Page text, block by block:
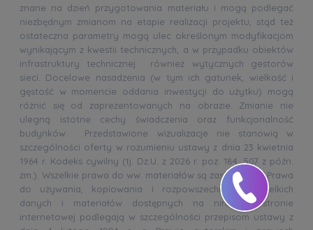
znane na dzień przygotowania materiału i mogą podlegać
niezbędnym zmianom na etapie realizacji projektu, stąd też
ostateczna parametry mogą ulec określonym modyfikacjom
wynikającym z kwestii technicznych, a w przypadku obiektów
infrastruktury technicznej również wytycznych gestorów
sieci. Docelowe nasadzenia (w tym ich gatunek, wielkość i
gęstość w momencie oddania inwestycji do użytku) mogą
różnić się od zaprezentowanych na obrazie. Zmianie nie
ulegną istotne cechy świadczenia oraz funkcjonalność
budynków. Przedstawione wizualizacje nie stanowią w
szczególności oferty w rozumieniu ustawy z dnia 23 kwietnia
1964 r. Kodeks cywilny (tj. Dz.U. z 2026 r. poz. 184, 507 z późn.
zm.). Wszelkie prawa do ww. materiałów są zastrzeżone. Prawa
do używania, kopiowania i rozpowszechniania wszelkich
danych i materiałów dostępnych na niniejszej stronie
internetowej podlegają w szczególności przepisom ustawy z